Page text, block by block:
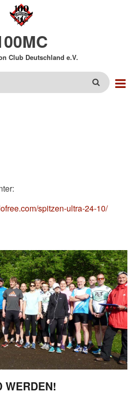
Club Deutschland e.V.
spitzen-ultra-24-10/
WERDEN!